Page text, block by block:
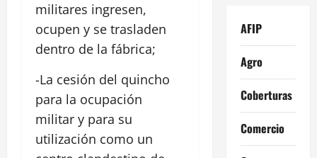
militares ingresen,
ocupen y se trasladen
dentro de la fábrica;
-La cesión del quincho
para la ocupación
militar y para su
utilización como un
AFIP
Agro
Coberturas
Comercio